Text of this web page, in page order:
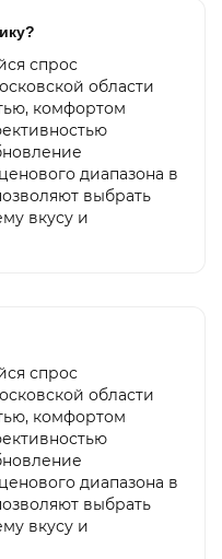
спрос
области
комфортом
диапазона в
выбрать
вкусу и
спрос
области
комфортом
диапазона в
выбрать
вкусу и